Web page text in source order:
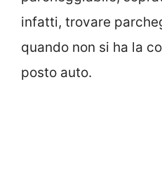
infatti, trovare
quando non si ha la
posto auto.